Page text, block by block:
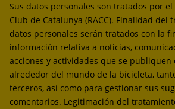
Sus datos personales son tratados por
Club de Catalunya (RACC). Finalidad del
datos personales serán tratados con la
información relativa a noticias,
acciones y actividades que se publiquen
alrededor del mundo de la bicicleta,
terceros, así como para gestionar sus
comentarios. Legitimación del